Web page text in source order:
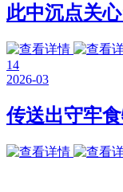
此中沉点关心
14
2026-03
传送出守牢